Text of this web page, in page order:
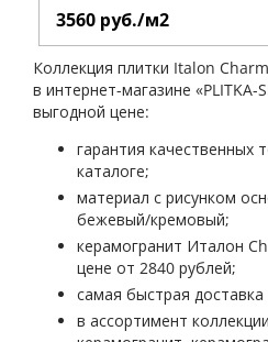
3560 руб./м2
Коллекция плитки Italon
в интернет-магазине «PLITKA-
выгодной цене:
гарантия качественных
каталоге;
материал с рисунком
бежевый/кремовый;
керамогранит Италон
цене от 2840 рублей;
самая быстрая
в ассортимент